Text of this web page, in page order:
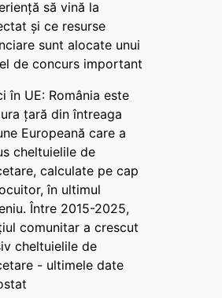
să vină la
și ce resurse
sunt alocate unui
de concurs important
în UE: România este
țară din întreaga
Europeană care a
cheltuielile de
calculate pe cap
în ultimul
Între 2015-2025,
comunitar a crescut
cheltuielile de
- ultimele date